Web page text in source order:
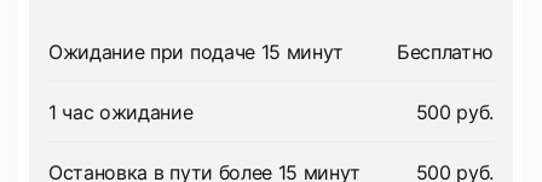
Ожидание при подаче 15 минут Бесплатно
1 час ожидание 500 руб.
Остановка в пути более 15 минут 500 руб.